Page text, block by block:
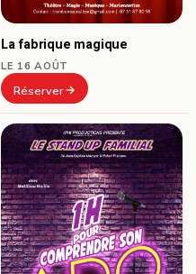
La fabrique magique
LE 16 AOÛT
Réserver